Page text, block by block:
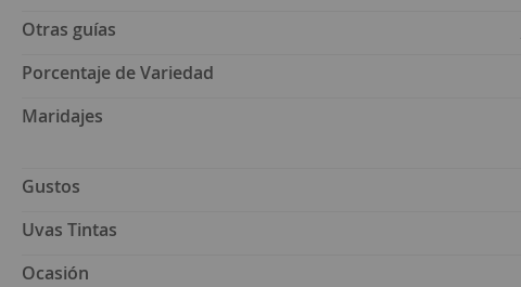
Otras guías
Porcentaje de Variedad
Maridajes
Gustos
Uvas Tintas
Ocasión